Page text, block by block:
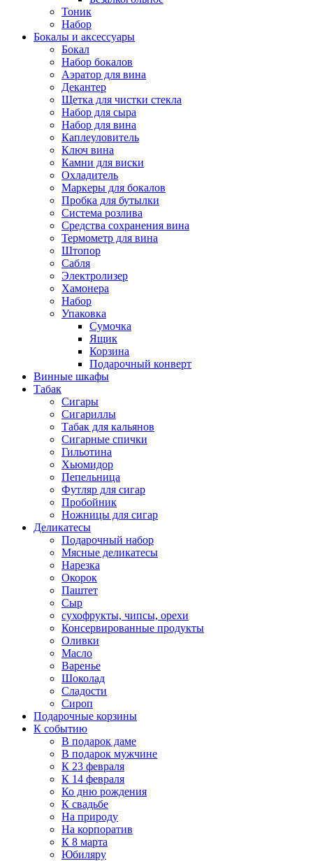
Тоник
Набор
Бокалы и аксессуары
Бокал
Набор бокалов
Аэратор для вина
Декантер
Щетка для чистки стекла
Набор для сыра
Набор для вина
Каплеуловитель
Ключ вина
Камни для виски
Охладитель
Маркеры для бокалов
Пробка для бутылки
Система розлива
Средства сохранения вина
Термометр для вина
Штопор
Сабля
Электролизер
Хамонера
Набор
Упаковка
Сумочка
Ящик
Корзина
Подарочный конверт
Винные шкафы
Табак
Сигары
Сигариллы
Табак для кальянов
Сигарные спички
Гильотина
Хьюмидор
Пепельница
Футляр для сигар
Пробойник
Ножницы для сигар
Деликатесы
Подарочный набор
Мясные деликатесы
Нарезка
Окорок
Паштет
Сыр
сухофрукты, чипсы, орехи
Консервированные продукты
Оливки
Масло
Варенье
Шоколад
Сладости
Сироп
Подарочные корзины
К событию
В подарок даме
В подарок мужчине
К 23 февраля
К 14 февраля
Ко дню рождения
К свадьбе
На природу
На корпоратив
К 8 марта
Юбиляру